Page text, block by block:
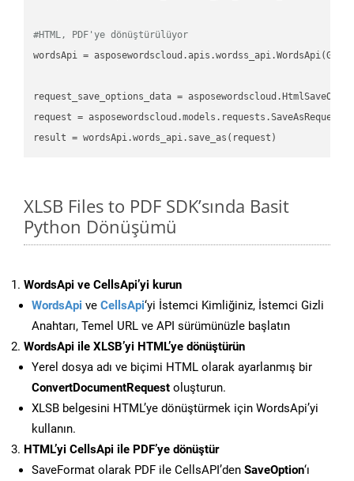
#HTML, PDF'ye dönüştürülüyor
wordsApi =
request_save_options_data =
request
result
XLSB Files to PDF SDK’sında Basit
Python Dönüşümü
WordsApi ve CellsApi’yi kurun
WordsApi ve CellsApi‘yi İstemci Kimliğiniz, İstemci Gizli
Anahtarı, Temel URL ve API sürümünüzle başlatın
WordsApi ile XLSB’yi HTML’ye dönüştürün
Yerel dosya adı ve biçimi HTML olarak ayarlanmış bir
ConvertDocumentRequest oluşturun.
XLSB belgesini HTML’ye dönüştürmek için WordsApi’yi
kullanın.
HTML’yi CellsApi ile PDF’ye dönüştür
SaveFormat olarak PDF ile CellsAPI’den SaveOption‘ı